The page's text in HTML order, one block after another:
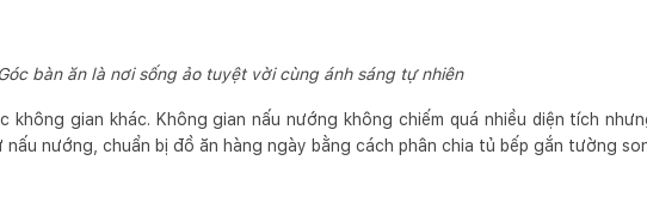
Góc bàn ăn là nơi sống ảo tuyệt vời cùng ánh sáng tự nhiên
gian khác. Không gian nấu nướng không chiếm quá nhiều diện tích
nướng, chuẩn bị đồ ăn hàng ngày bằng cách phân chia tủ bếp gắn tường